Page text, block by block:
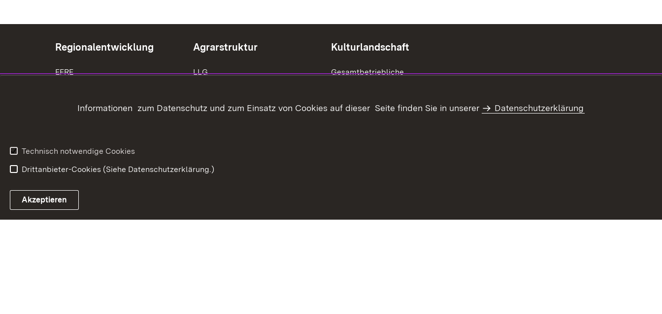
Regionalentwicklung
EFRE
Agrarstruktur
LLG
Bauen im Außenbereich
Kulturlandschaft
Gesamtbetriebliche
Offenhaltung der Landschaft
Informationen zum Datenschutz und zum Einsatz von Cookies auf dieser Seite finden Sie in unserer Datenschutzerklärung
Technisch notwendige Cookies
Drittanbieter-Cookies (Siehe Datenschutzerklärung.)
Akzeptieren